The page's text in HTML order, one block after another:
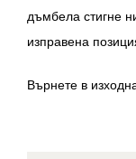
дъмбела стигне
изправена
Върнете в